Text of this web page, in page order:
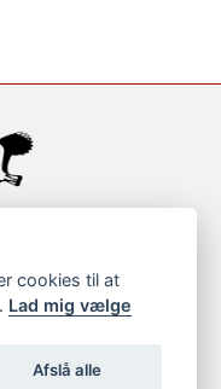
cookies til at
Lad mig vælge
Afslå alle